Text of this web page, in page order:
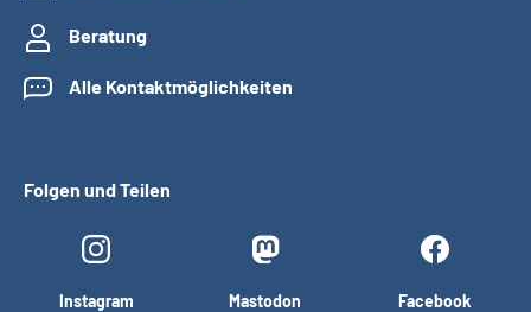
Beratung
Alle Kontaktmöglichkeiten
Folgen und Teilen
Instagram Mastodon Facebook